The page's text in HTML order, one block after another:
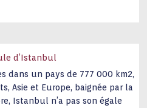
d’Istanbul
dans un pays de 777 000 km2,
Asie et Europe, baignée par la
Istanbul n’a pas son égale